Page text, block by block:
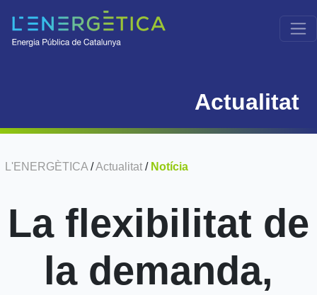
Actualitat
L'ENERGÈTICA /Actualitat / Notícia
La flexibilitat de
la demanda,